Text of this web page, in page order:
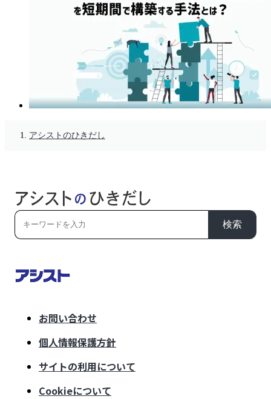
アシストのひきだし
検索
お問い合わせ
個人情報保護方針
サイトの利用について
Cookieについて